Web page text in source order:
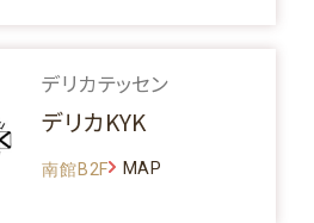
デリカテッセン
デリカKYK
南館B2F MAP